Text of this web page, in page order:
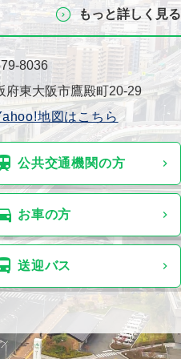
もっと詳しく⾒る
8036
府東⼤阪市鷹殿町20-29
地図はこちら
公共交通機関の⽅
お⾞の⽅
送迎バス